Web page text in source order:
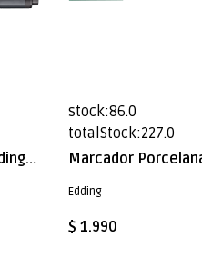
Marcador permanente edding E-300 Negro
stock:86.0
totalStock:227.0
Edding
$ 1.990